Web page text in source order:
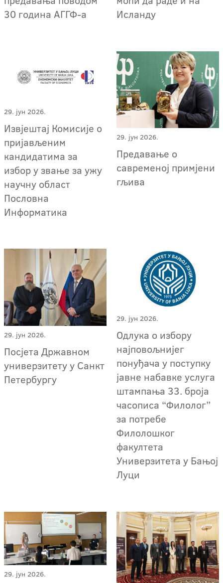
30 година АГГФ-а
Исланду
29. јун 2026.
Извјештај Комисије о
пријављеним
кандидатима за
избор у звање за ужу
научну област
Пословна
Информатика
29. јун 2026.
Предавање о
савременој примјени
гљива
29. јун 2026.
Посјета Државном
универзитету у Санкт
Петербургу
29. јун 2026.
Одлука о избору
најповољнијег
понуђача у поступку
јавне набавке услуга
штампања 33. броја
часописа “Филолог”
за потребе
Филолошког
факултета
Универзитета у Бањој
Луци
29. јун 2026.